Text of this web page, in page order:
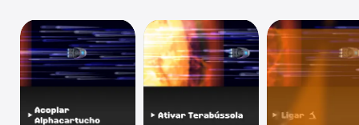
iPad
Mac
Watch